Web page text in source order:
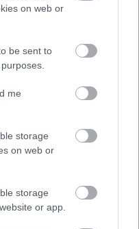
on web or
be sent to
me
storage
on web or
storage
or app.
k*rva élet -